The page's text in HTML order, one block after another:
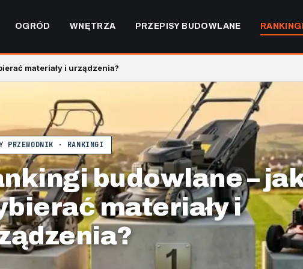
OGRÓD WNĘTRZA PRZEPISY BUDOWLANE
materiały i urządzenia?
PRZEWODNIK · RANKINGI
budowlane –
materiały i